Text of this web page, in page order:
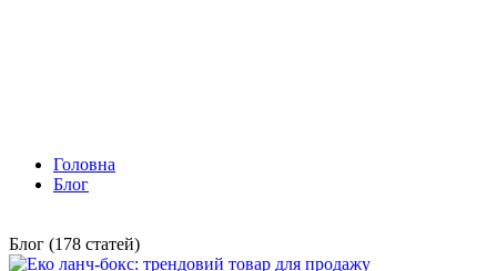
Головна
Блог
Блог (178 статей)